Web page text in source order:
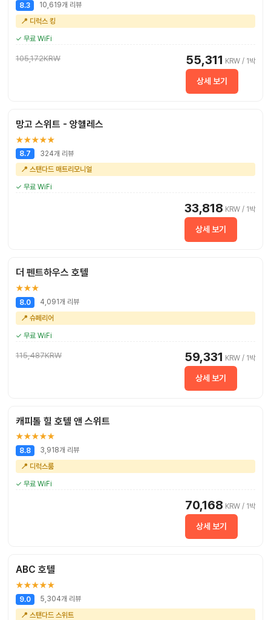
8.3
10,619개 리뷰
📍 디럭스 킹
✓ 무료 WiFi
105,172KRW 55,311 KRW / 1박
상세 보기
망고 스위트 - 앙헬레스
★★★★★
8.7
324개 리뷰
📍 스탠다드 매트리모니얼
✓ 무료 WiFi
33,818 KRW / 1박
상세 보기
더 펜트하우스 호텔
★★★
8.0
4,091개 리뷰
📍 슈페리어
✓ 무료 WiFi
115,487KRW 59,331 KRW / 1박
상세 보기
캐피톨 힐 호텔 앤 스위트
★★★★★
8.8
3,918개 리뷰
📍 디럭스룸
✓ 무료 WiFi
70,168 KRW / 1박
상세 보기
ABC 호텔
★★★★★
9.0
5,304개 리뷰
📍 스탠다드 스위트